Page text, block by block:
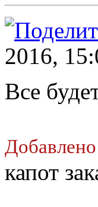
2016,
Все
капот